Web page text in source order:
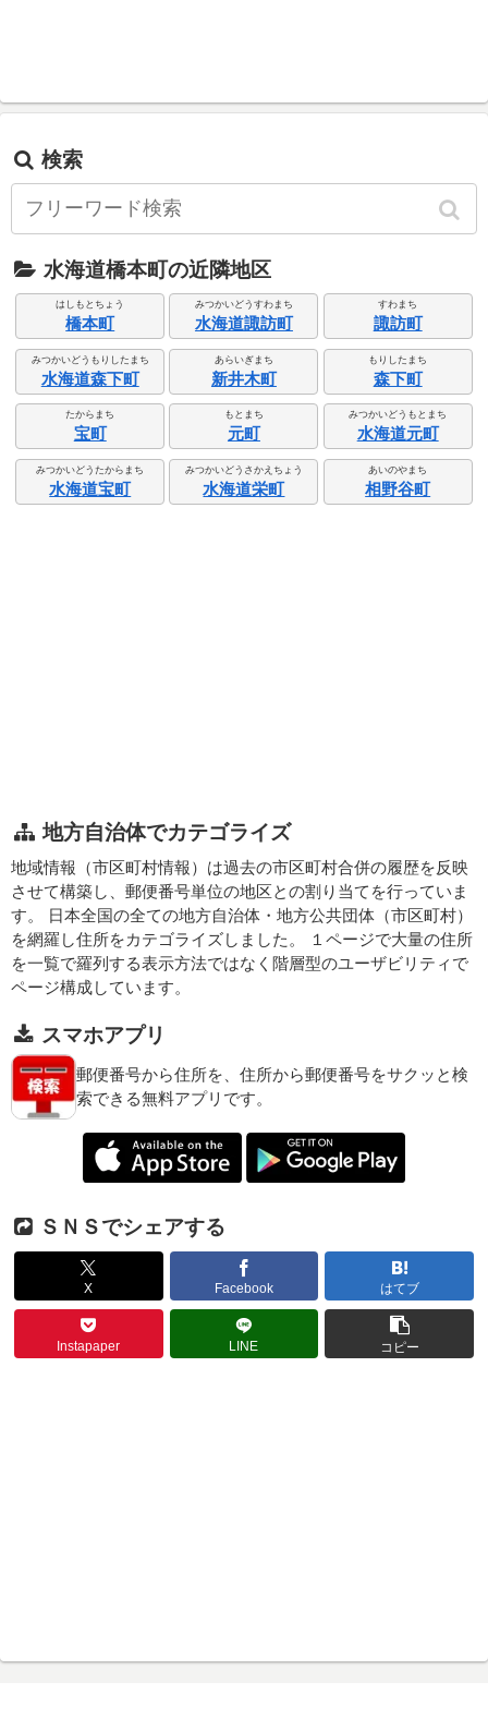
検索
水海道橋本町の近隣地区
はしもとちょう
橋本町
みつかいどうすわまち
水海道諏訪町
すわまち
諏訪町
みつかいどうもりしたまち
水海道森下町
あらいぎまち
新井木町
もりしたまち
森下町
たからまち
宝町
もとまち
元町
みつかいどうもとまち
水海道元町
みつかいどうたからまち
水海道宝町
みつかいどうさかえちょう
水海道栄町
あいのやまち
相野谷町
地方自治体でカテゴライズ
地域情報（市区町村情報）は過去の市区町村合併の履歴を反映
させて構築し、郵便番号単位の地区との割り当てを行っていま
す。 日本全国の全ての地方自治体・地方公共団体（市区町村）
を網羅し住所をカテゴライズしました。 １ページで大量の住所
を一覧で羅列する表示方法ではなく階層型のユーザビリティで
ページ構成しています。
スマホアプリ
郵便番号から住所を、住所から郵便番号をサクッと検
索できる無料アプリです。
ＳＮＳでシェアする
X Facebook はてブ
Instapaper LINE コピー